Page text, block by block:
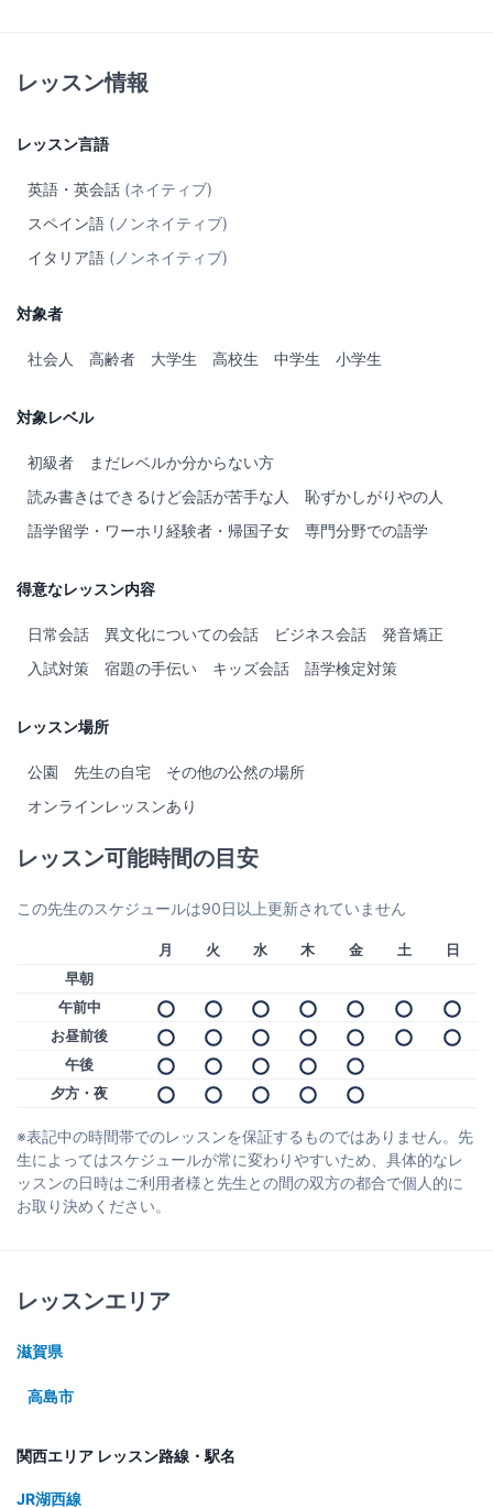
----
Hello! I have a Master's degree from the University of California,
grew up bilingual and as an adult learned two more languages.
I believe strongly in the importance of being multilingual and as
languages. Learning should always be engaging and fun in
amount of learning. It is very important that my students feel
they are not afraid to ask questions or make mistakes. I look
English speaking, pronunciation, and comprehension abilities!
レッスン情報
レッスン言語
英語・英会話 (ネイティブ)
スペイン語 (ノンネイティブ)
イタリア語 (ノンネイティブ)
対象者
社会人 高齢者 大学生 高校生 中学生 小学生
対象レベル
初級者
まだレベルか分からない方
読み書きはできるけど会話が苦手な人
恥ずかしがりやの人
語学留学・ワーホリ経験者・帰国子女
専門分野での語学
得意なレッスン内容
日常会話 異文化についての会話 ビジネス会話
発音矯正
入試対策
宿題の手伝い キッズ会話 語学検定対策
レッスン場所
公園 先生の自宅
その他の公然の場所
オンラインレッスンあり
レッスン可能時間の目安
この先生のスケジュールは90日以上更新されていません
月 火 水 木 金 土
日
早朝
午前中
お昼前後
午後
夕方・夜
※表記中の時間帯でのレッスンを保証するものではありません。先
生によってはスケジュールが常に変わりやすいため、具体的なレ
ッスンの日時はご利用者様と先生との間の双方の都合で個人的に
お取り決めください。
レッスンエリア
滋賀県
高島市
関西エリア レッスン路線・駅名
JR湖西線